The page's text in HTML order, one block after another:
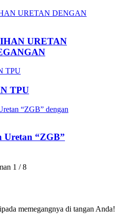
URETAN
TPU
Uretan “ZGB”
1 / 8
memegangnya di tangan Anda!